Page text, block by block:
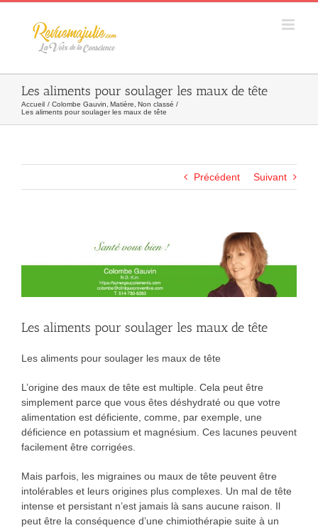
Skip
Les aliments pour soulager les maux de tête
Accueil Colombe Gauvin Matière Non classé
Les aliments pour soulager les maux de tête
Précédent Suivant
Les aliments pour soulager les maux de tête
Les aliments pour soulager les maux de tête
L’origine des maux de tête est multiple. Cela peut être
simplement parce que vous êtes déshydraté ou que votre
alimentation est déficiente, comme, par exemple, une
déficience en potassium et magnésium. Ces lacunes peuvent
facilement être corrigées.
Mais parfois, les migraines ou maux de tête peuvent être
intolérables et leurs origines plus complexes. Un mal de tête
intense et persistant n’est jamais là sans aucune raison. Il
peut être la conséquence d’une chimiothérapie suite à un